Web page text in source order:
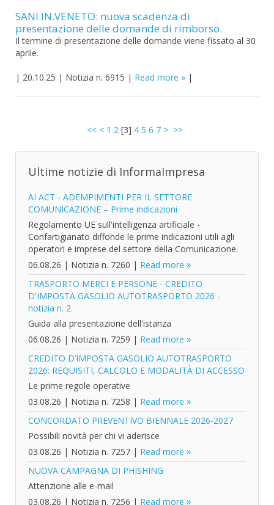
SANI.IN.VENETO: nuova scadenza di
presentazione delle domande di rimborso.
Il termine di presentazione delle domande viene fissato al 30
aprile.
| 20.10.25 | Notizia n. 6915 | Read more |
<< < 1 2[3] 4 5 6 7 > >>
Ultime notizie di InformaImpresa
AI ACT - ADEMPIMENTI PER IL SETTORE
COMUNICAZIONE – Prime indicazioni
Regolamento UE sull'intelligenza artificiale -
Confartigianato diffonde le prime indicazioni utili agli
operatori e imprese del settore della Comunicazione.
06.08.26 | Notizia n. 7260 | Read more
TRASPORTO MERCI E PERSONE - CREDITO
D'IMPOSTA GASOLIO AUTOTRASPORTO 2026 -
notizia n. 2
Guida alla presentazione dell'istanza
06.08.26 | Notizia n. 7259 | Read more
CREDITO D’IMPOSTA GASOLIO AUTOTRASPORTO
2026: REQUISITI, CALCOLO E MODALITÀ DI ACCESSO
Le prime regole operative
03.08.26 | Notizia n. 7258 | Read more
CONCORDATO PREVENTIVO BIENNALE 2026-2027
Possibili novità per chi vi aderisce
03.08.26 | Notizia n. 7257 | Read more
NUOVA CAMPAGNA DI PHISHING
Attenzione alle e-mail
03.08.26 | Notizia n. 7256 | Read more